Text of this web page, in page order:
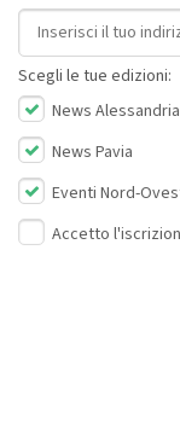
Indirizzo email
Scegli le tue edizioni:
News Alessandria
News Pavia
Eventi Nord-
Accetto